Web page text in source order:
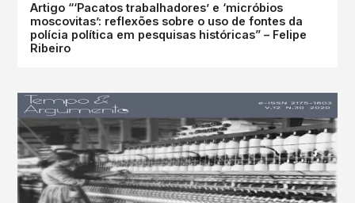
Artigo “‘Pacatos trabalhadores’ e ‘micróbios
moscovitas’: reflexões sobre o uso de fontes da
polícia política em pesquisas históricas” – Felipe
Ribeiro